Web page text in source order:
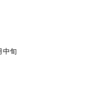
中旬